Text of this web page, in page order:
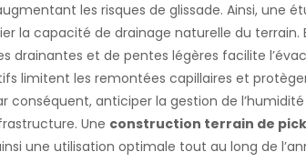
les risques de glissade. Ainsi, une
la capacité de drainage naturelle du terrain.
drainantes et de pentes légères facilite
limitent les remontées capillaires et
conséquent, anticiper la gestion de
Une construction terrain de
une utilisation optimale tout au long de